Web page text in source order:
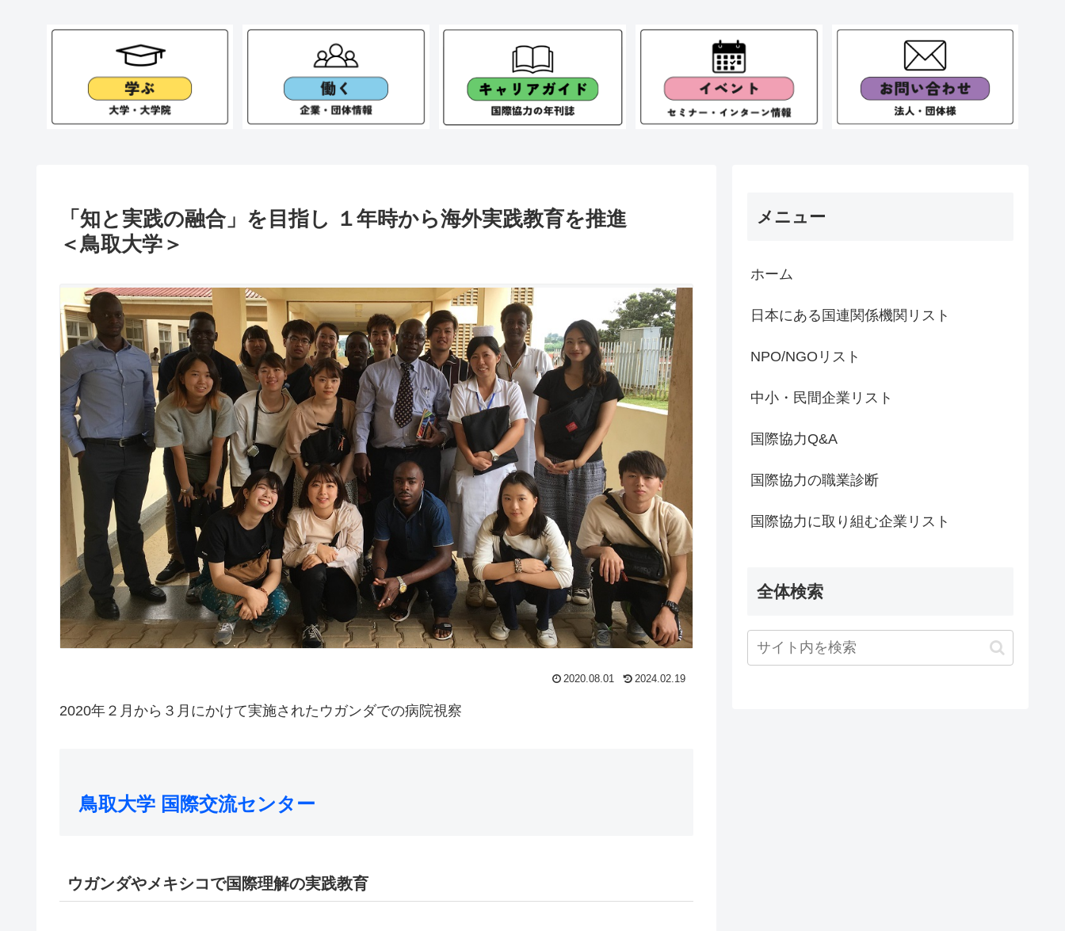
「知と実践の融合」を目指し １年時から海外実践教育を推進
＜鳥取大学＞
2020.08.01 2024.02.19
2020年２月から３月にかけて実施されたウガンダでの病院視察
鳥取大学 国際交流センター
ウガンダやメキシコで国際理解の実践教育
メニュー
ホーム
日本にある国連関係機関リスト
NPO/NGOリスト
中小・民間企業リスト
国際協力Q&A
国際協力の職業診断
国際協力に取り組む企業リスト
全体検索